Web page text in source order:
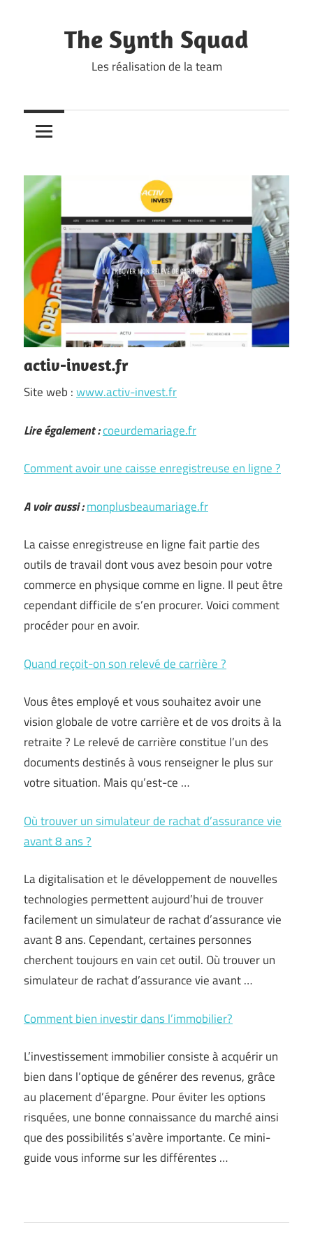
The Synth Squad
Les réalisation de la team
activ-invest.fr
Site web :www.activ-invest.fr
Lire également :coeurdemariage.fr
Comment avoir une caisse enregistreuse en ligne ?
A voir aussi :monplusbeaumariage.fr
La caisse enregistreuse en ligne fait partie des
outils de travail dont vous avez besoin pour votre
commerce en physique comme en ligne. Il peut être
cependant difficile de s’en procurer. Voici comment
procéder pour en avoir.
Quand reçoit-on son relevé de carrière ?
Vous êtes employé et vous souhaitez avoir une
vision globale de votre carrière et de vos droits à la
retraite ? Le relevé de carrière constitue l’un des
documents destinés à vous renseigner le plus sur
votre situation. Mais qu’est-ce …
Où trouver un simulateur de rachat d’assurance vie
avant 8 ans ?
La digitalisation et le développement de nouvelles
technologies permettent aujourd’hui de trouver
facilement un simulateur de rachat d’assurance vie
avant 8 ans. Cependant, certaines personnes
cherchent toujours en vain cet outil. Où trouver un
simulateur de rachat d’assurance vie avant …
Comment bien investir dans l’immobilier?
L’investissement immobilier consiste à acquérir un
bien dans l’optique de générer des revenus, grâce
au placement d’épargne. Pour éviter les options
risquées, une bonne connaissance du marché ainsi
que des possibilités s’avère importante. Ce mini-
guide vous informe sur les différentes …